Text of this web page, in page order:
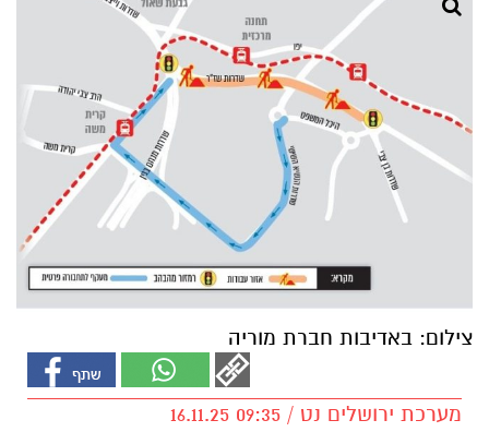
צילום: באדיבות חברת מוריה
מערכת ירושלים נט / 09:35 16.11.25